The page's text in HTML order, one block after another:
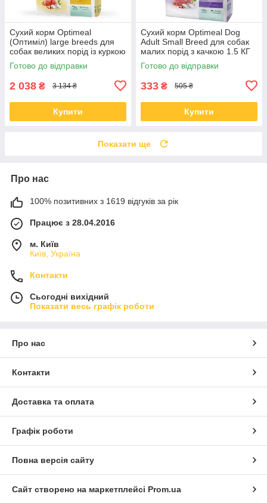
Сухий корм Optimeal
(Оптиміл) large breeds для
собак великих порід із куркою
12 КГ
Готово до відправки
2 038 ₴ 3 134 ₴
Купити
Сухий корм Optimeal Dog
Adult Small Breed для собак
малих порід з качкою 1.5 КГ
Готово до відправки
333 ₴ 505 ₴
Купити
Показати ще
Про нас
100% позитивних з 1619 відгуків за рік
Працює з 28.04.2016
м. Київ
Київ, Україна
Контакти
Сьогодні вихідний
Показати весь графік роботи
Про нас
Контакти
Доставка та оплата
Графік роботи
Повна версія сайту
Сайт створено на маркетплейсі Prom.ua